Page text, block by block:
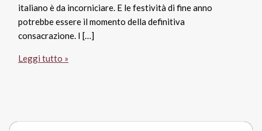
italiano è da incorniciare. E le festività di fine anno
potrebbe essere il momento della definitiva
consacrazione. I […]
Vini
Leggi tutto »